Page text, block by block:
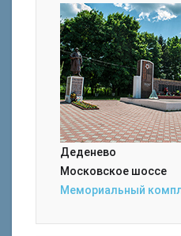
Деденево
Московское шоссе
Мемориальный